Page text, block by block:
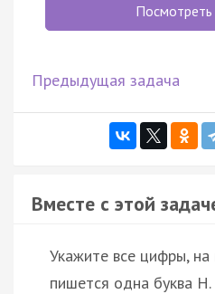
Предыдущая задача
Вместе с этой
Укажите все цифры,
пишется одна буква Н.